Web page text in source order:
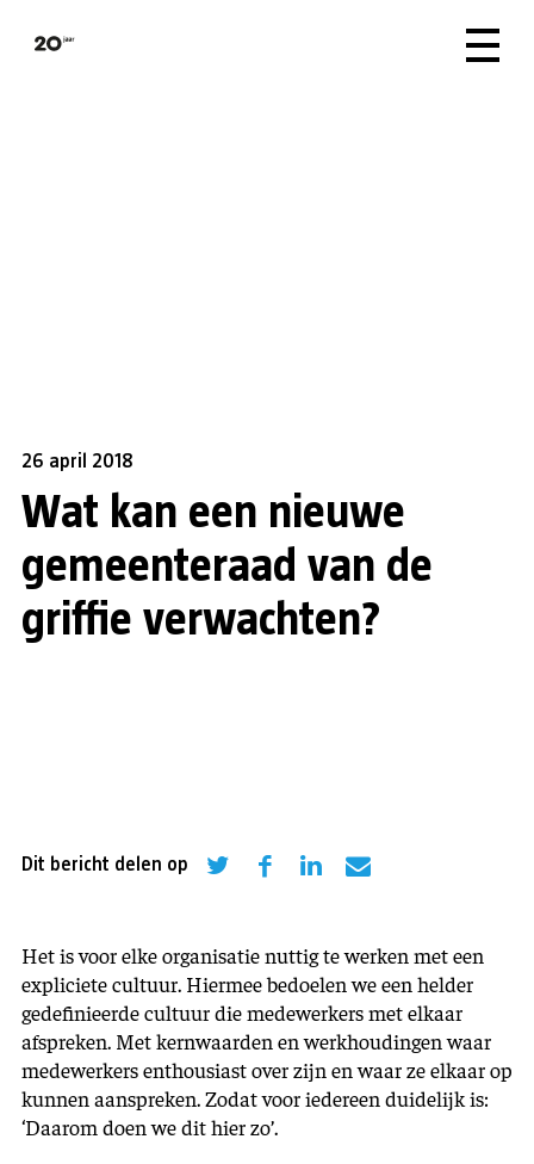
26 april 2018
Wat kan een nieuwe
gemeenteraad van de
griffie verwachten?
Dit bericht delen op
Het is voor elke organisatie nuttig te werken met een
expliciete cultuur. Hiermee bedoelen we een helder
gedefinieerde cultuur die medewerkers met elkaar
afspreken. Met kernwaarden en werkhoudingen waar
medewerkers enthousiast over zijn en waar ze elkaar op
kunnen aanspreken. Zodat voor iedereen duidelijk is:
‘Daarom doen we dit hier zo’.